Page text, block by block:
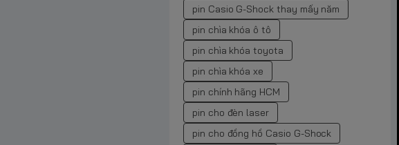
pin Casio G-Shock thay mấy năm
pin chìa khóa ô tô
pin chìa khóa toyota
pin chìa khóa xe
pin chính hãng HCM
pin cho đèn laser
pin cho đồng hồ Casio G-Shock